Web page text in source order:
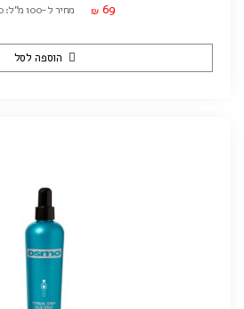
₪ 69 מחיר ל-100 מ"ל: ₪13.80
הוספה לסל